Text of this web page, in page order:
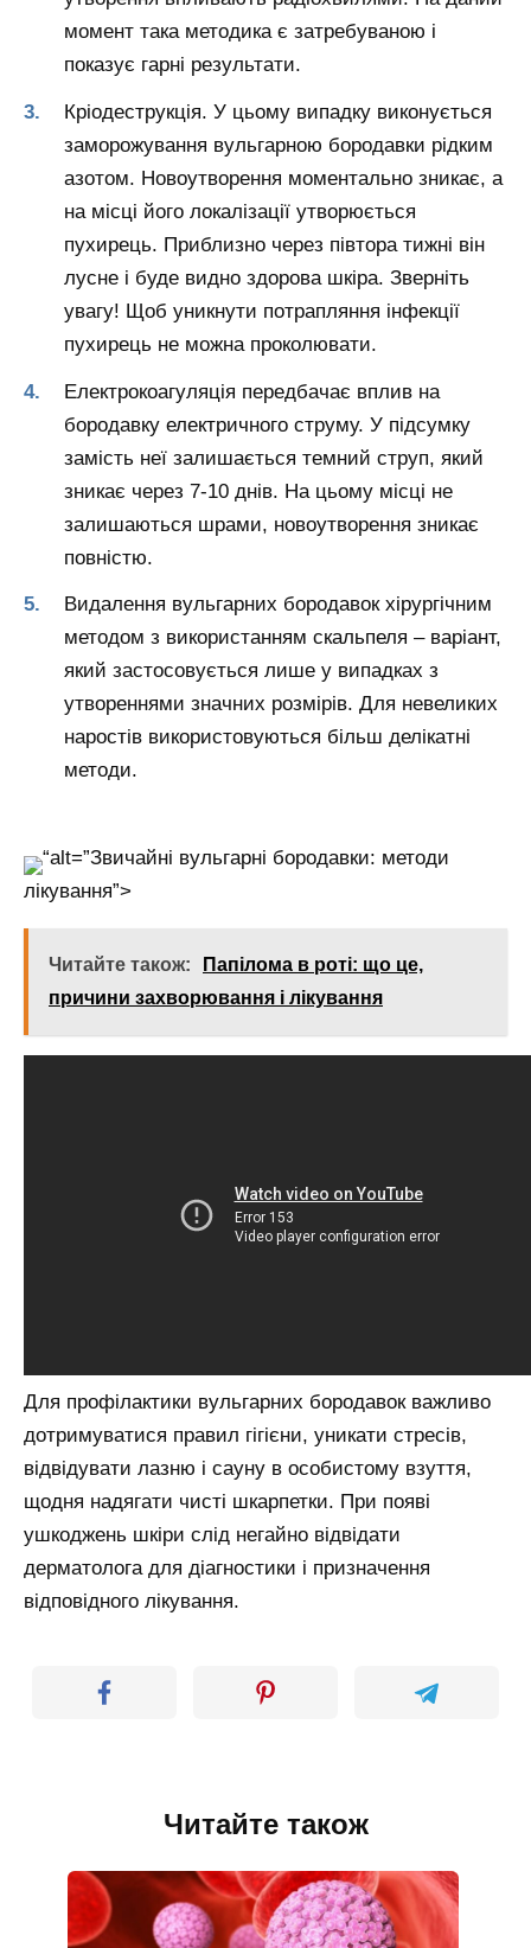
момент така методика є затребуваною і
показує гарні результати.
Кріодеструкція. У цьому випадку виконується
заморожування вульгарною бородавки рідким
азотом. Новоутворення моментально зникає, а
на місці його локалізації утворюється
пухирець. Приблизно через півтора тижні він
лусне і буде видно здорова шкіра. Зверніть
увагу! Щоб уникнути потрапляння інфекції
пухирець не можна проколювати.
Електрокоагуляція передбачає вплив на
бородавку електричного струму. У підсумку
замість неї залишається темний струп, який
зникає через 7-10 днів. На цьому місці не
залишаються шрами, новоутворення зникає
повністю.
Видалення вульгарних бородавок хірургічним
методом з використанням скальпеля – варіант,
який застосовується лише у випадках з
утвореннями значних розмірів. Для невеликих
наростів використовуються більш делікатні
методи.
“alt=”Звичайні вульгарні бородавки: методи
лікування”>
Читайте також:
Папілома в роті: що це,
причини захворювання і лікування
Для профілактики вульгарних бородавок важливо
дотримуватися правил гігієни, уникати стресів,
відвідувати лазню і сауну в особистому взуття,
щодня надягати чисті шкарпетки. При появі
ушкоджень шкіри слід негайно відвідати
дерматолога для діагностики і призначення
відповідного лікування.
Читайте також